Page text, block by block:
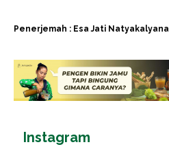
Penerjemah : Esa Jati Natyakalyana
Instagram